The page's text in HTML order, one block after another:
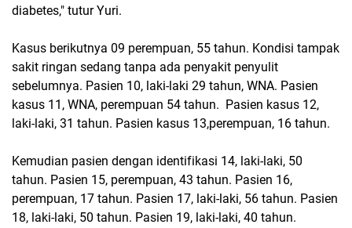
diabetes," tutur Yuri.
Kasus berikutnya 09 perempuan, 55 tahun. Kondisi tampak
sakit ringan sedang tanpa ada penyakit penyulit
sebelumnya. Pasien 10, laki-laki 29 tahun, WNA. Pasien
kasus 11, WNA, perempuan 54 tahun. Pasien kasus 12,
laki-laki, 31 tahun. Pasien kasus 13,perempuan, 16 tahun.
Kemudian pasien dengan identifikasi 14, laki-laki, 50
tahun. Pasien 15, perempuan, 43 tahun. Pasien 16,
perempuan, 17 tahun. Pasien 17, laki-laki, 56 tahun. Pasien
18, laki-laki, 50 tahun. Pasien 19, laki-laki, 40 tahun.